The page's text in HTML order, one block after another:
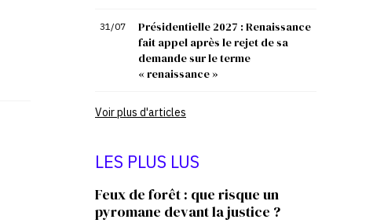
31/07
Présidentielle 2027 : Renaissance
fait appel après le rejet de sa
demande sur le terme
« renaissance »
Voir plus d'articles
LES PLUS LUS
Feux de forêt : que risque un
pyromane devant la justice ?